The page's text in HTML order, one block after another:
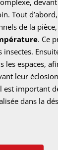
Tout
de la
. Ce
les espaces,
leur
important
dans la